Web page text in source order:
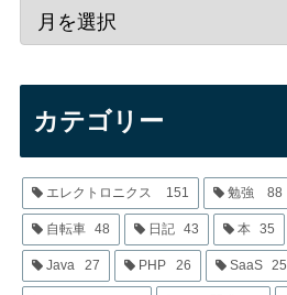
カテゴリー
エレクトロニクス 151 勉強 88
自転車 48 日記 43 本 35
Java 27 PHP 26 SaaS 25